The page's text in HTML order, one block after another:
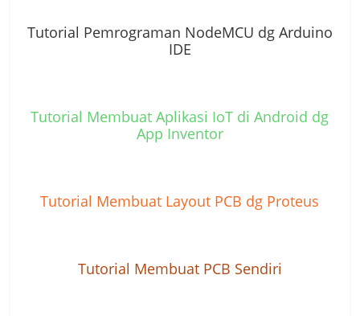
Tutorial Pemrograman NodeMCU dg Arduino
IDE
Tutorial Membuat Aplikasi IoT di Android dg
App Inventor
Tutorial Membuat Layout PCB dg Proteus
Tutorial Membuat PCB Sendiri